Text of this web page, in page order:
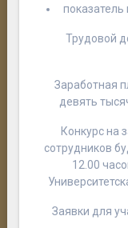
Трудовой
Заработная
девять
Конкурс на
сотрудников
12.00
Заявки для